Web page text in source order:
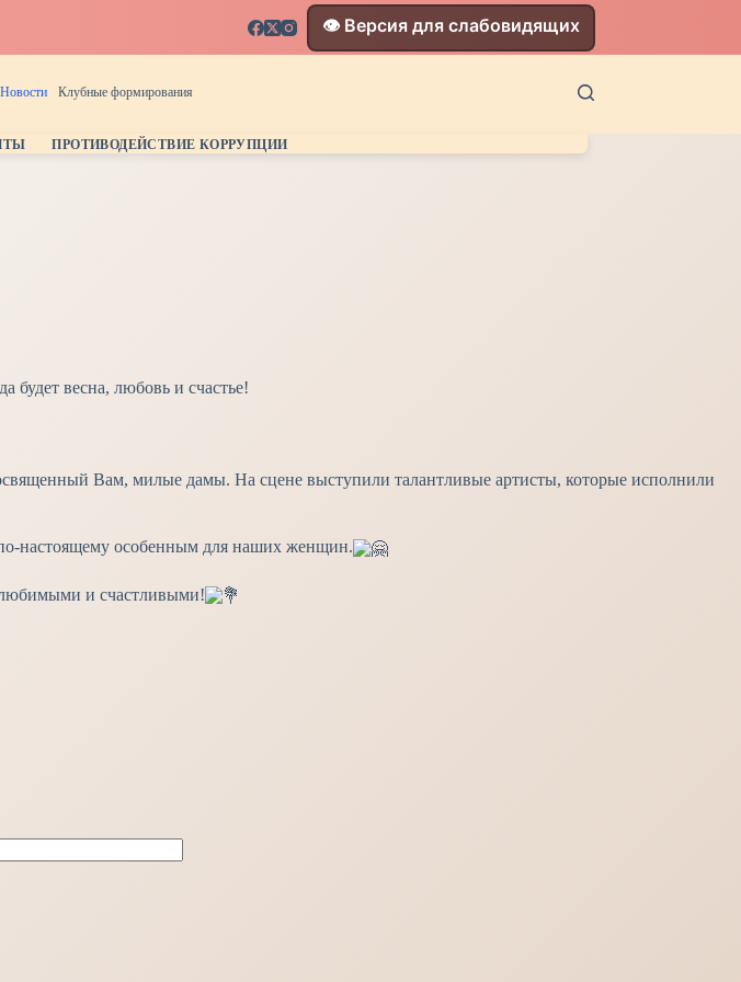
👁️ Версия для слабовидящих
Новости Клубные формирования
ПРОТИВОДЕЙСТВИЕ КОРРУПЦИИ
весна, любовь и счастье!
Вам, милые дамы. На сцене выступили талантливые артисты, которые исполнили
настоящему особенным для наших женщин.
и счастливыми!